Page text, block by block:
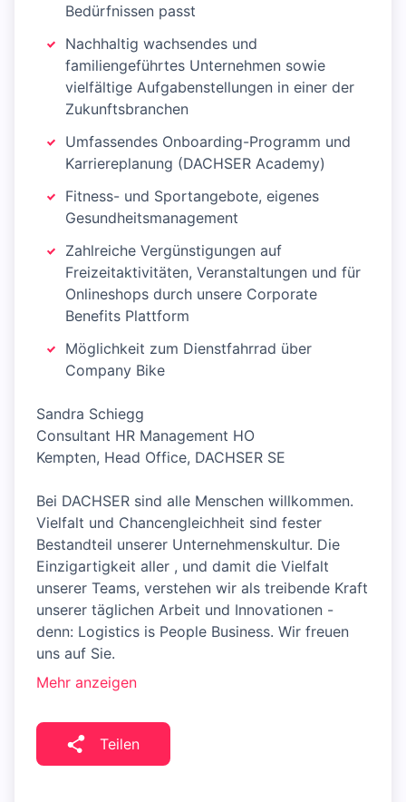
Bedürfnissen passt
Nachhaltig wachsendes und
familiengeführtes Unternehmen sowie
vielfältige Aufgabenstellungen in einer der
Zukunftsbranchen
Umfassendes Onboarding-Programm und
Karriereplanung (DACHSER Academy)
Fitness- und Sportangebote, eigenes
Gesundheitsmanagement
Zahlreiche Vergünstigungen auf
Freizeitaktivitäten, Veranstaltungen und für
Onlineshops durch unsere Corporate
Benefits Plattform
Möglichkeit zum Dienstfahrrad über
Company Bike
Sandra Schiegg
Consultant HR Management HO
Kempten, Head Office, DACHSER SE
Bei DACHSER sind alle Menschen willkommen.
Vielfalt und Chancengleichheit sind fester
Bestandteil unserer Unternehmenskultur. Die
Einzigartigkeit aller , und damit die Vielfalt
unserer Teams, verstehen wir als treibende Kraft
unserer täglichen Arbeit und Innovationen -
denn: Logistics is People Business. Wir freuen
uns auf Sie.
Mehr anzeigen
Teilen